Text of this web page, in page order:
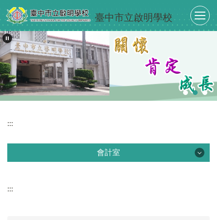
跳
到
主
要
內
容
區
臺中市立啟明學校
:::
會計室
:::